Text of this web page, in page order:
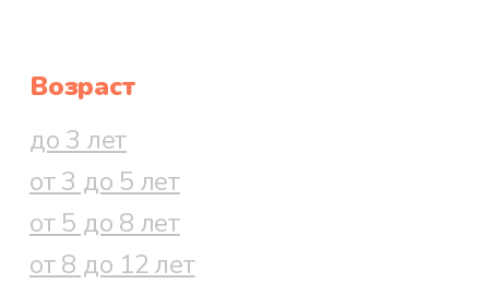
Возраст
до 3 лет
от 3 до 5 лет
от 5 до 8 лет
от 8 до 12 лет